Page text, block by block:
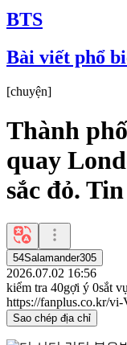
BTS
Bài viết phổ
[chuyện]
Thành
quay
sắc đỏ.
54Salamander305
2026.07.02 16:56
kiểm tra 40gợi ý 0sắt
https://fanplus.co.kr/
Sao chép địa chỉ